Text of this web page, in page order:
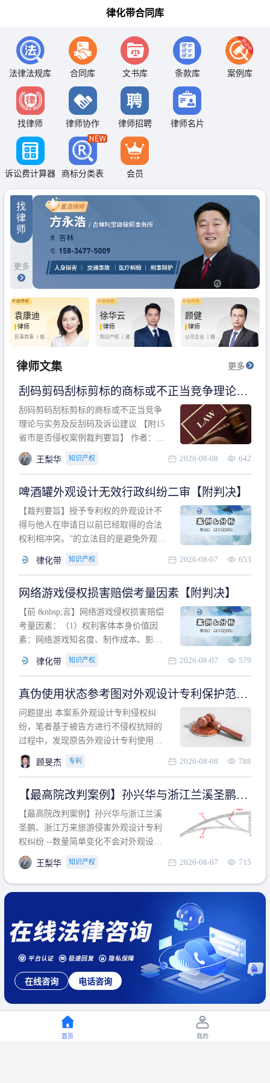
律化带合同库
法律法规库 合同库 文书库 条款库 案例库
找律师 律师协作 律师招聘 律师名片
诉讼费计算器 商标分类表 会员
找
律
师
更多
袁康迪
律师
民事商事 丨 婚姻
徐华云
律师
知识产权 丨 建设
顾健
律师
公司企业 丨婚姻
房产纠纷
律师文集 更多
刮码剪码刮标剪标的商标或不正当竞争理论与
实务及反刮码及诉讼建议 【附15省市是否侵权
案例裁判要旨】
刮码剪码刮标剪标的商标或不正当竞争
理论与实务及反刮码及诉讼建议 【附15
省市是否侵权案例裁判要旨】 作者：浙
江杭知桥律师事务所 王梨华 周靖超 【导
读】 第一部分：刮码剪码刮标剪标的商
诉讼建议 第二部分：15省市是否侵权案
例的裁判要旨 目录 第一部分、刮码剪码
刮
王梨华 知识产权 2026-08-08 642
啤酒罐外观设计无效行政纠纷二审【附判决】
【裁判要旨】授予专利权的外观设计不
得与他人在申请日以前已经取得的合法
权利相冲突。”的立法目的是避免外观设
冲突。基于此，凡是因该外观设计的实
于该款规定的规制范畴。“合法权利”不宜
作狭义解释，一般情况下，只要依法享
有的、在本专利申请日之
律化带 知识产权 2026-08-07 653
网络游戏侵权损害赔偿考量因素【附判决】
【前 &nbsp;言】网络游戏侵权损害赔偿
考量因素：（1）权利客体本身价值因
素：网络游戏知名度、制作成本、影响
利角度因素：被诉侵权游戏销售数量、
人数、活跃人数、市场占用率；（3）被
告主观因素：被告的主观恶意、是否明
知或应知、是否有
律化带 知识产权 2026-08-07 579
真伪使用状态参考图对外观设计专利保护范围
的影响
问题提出 本案系外观设计专利侵权纠
纷，笔者基于被告方进行不侵权抗辩的
过程中，发现原告外观设计专利使用状
态参考图中的外观设计与被告涉案商品
的视觉效果存在显著区别。故就使用状
保护范围确定进行了研究，将办案体会
与研究过程记录如下： 简要结论： 笔者
提出使用状态参考图应以
顾旻杰 专利 2026-08-08 788
【最高院改判案例】孙兴华与浙江兰溪圣鹏、
浙江万来旅游侵害外观设计专利权纠纷
【最高院改判案例】孙兴华与浙江兰溪
圣鹏、浙江万来旅游侵害外观设计专利
权纠纷 --数量简单变化不会对外观设计
产生视觉影响，及现有设计抗辩与专利
无效再审改判可以执行回转 【承办律
师】 王梨华 浙江杭知桥律师事务所 【案
民再2
王梨华 知识产权 2026-08-07 715
在线咨询 电话咨询
首页 我的